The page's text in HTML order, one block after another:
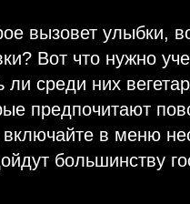
вызовет улыбки,
Вот что нужно
ли среди них
предпочитают
в меню
большинству